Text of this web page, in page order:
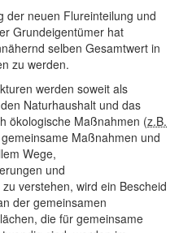
der neuen Flureinteilung und
Grundeigentümer hat
selben Gesamtwert in
zu werden.
werden soweit als
Naturhaushalt und das
ökologische Maßnahmen (z.B.
Maßnahmen und
Wege,
und
verstehen, wird ein Bescheid
der gemeinsamen
die für gemeinsame